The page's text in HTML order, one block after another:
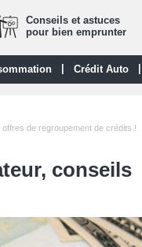
Conseils et astuces
pour bien emprunter
Crédit Auto
de regroupement de crédits !
conseils